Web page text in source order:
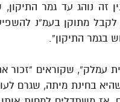
זה נוהג עד גמר
לקבל מתוקן בעמ”נ
בגמר התיקון”.
עמלק”, שקוראים
בחינת מיתה, שגרם